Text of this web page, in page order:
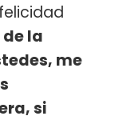
la
me
si